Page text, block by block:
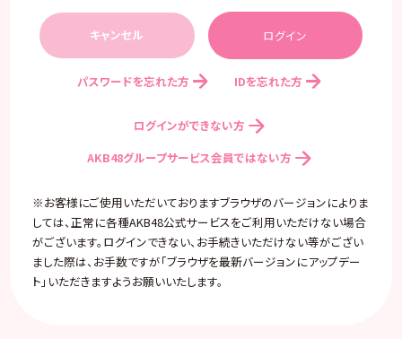
キャンセル
パスワードを忘れた方 IDを忘れた方
ログインができない方
AKB48グループサービス会員ではない方
※お客様にご使用いただいておりますブラウザのバージョンによりま
しては、正常に各種AKB48公式サービスをご利用いただけない場合
がございます。ログインできない、お手続きいただけない等がござい
ました際は、お手数ですが「ブラウザを最新バージョンにアップデー
ト」いただきますようお願いいたします。